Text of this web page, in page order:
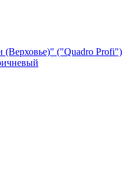
(Верховье)" ("Quadro Profi")